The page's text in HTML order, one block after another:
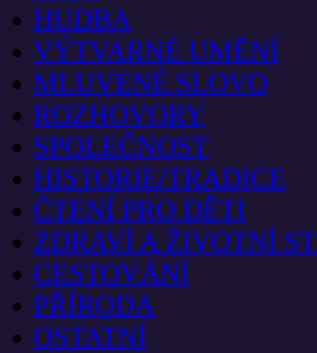
HUDBA
VÝTVARNÉ UMĚNÍ
MLUVENÉ SLOVO
ROZHOVORY
SPOLEČNOST
HISTORIE/TRADICE
ČTENÍ PRO DĚTI
ZDRAVÍ A ŽIVOTNÍ
CESTOVÁNÍ
PŘÍRODA
OSTATNÍ